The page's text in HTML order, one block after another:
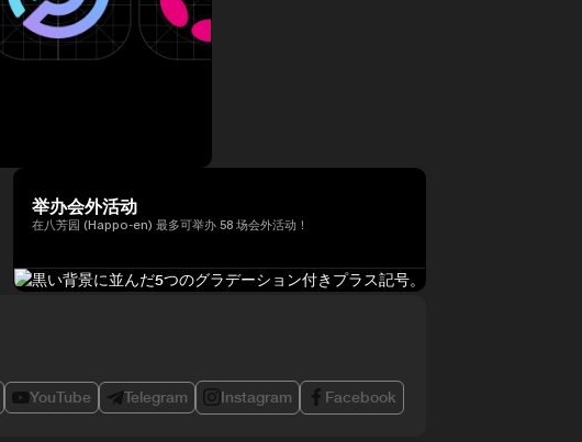
举办会外活动
在八芳园 (Happo-en) 最多可举办 58 场会外活动！
YouTube Telegram Instagram Facebook